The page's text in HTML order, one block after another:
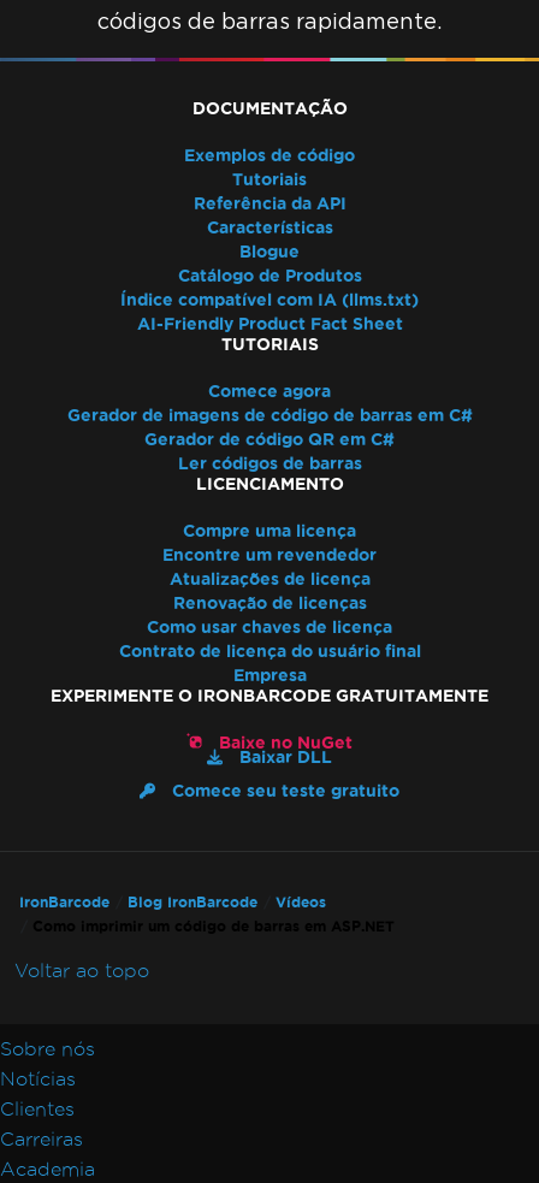
códigos de barras rapidamente.
DOCUMENTAÇÃO
Exemplos de código
Tutoriais
Referência da API
Características
Blogue
Catálogo de Produtos
Índice compatível com IA (llms.txt)
AI-Friendly Product Fact Sheet
TUTORIAIS
Comece agora
Gerador de imagens de código de barras em C#
Gerador de código QR em C#
Ler códigos de barras
LICENCIAMENTO
Compre uma licença
Encontre um revendedor
Atualizações de licença
Renovação de licenças
Como usar chaves de licença
Contrato de licença do usuário final
Empresa
EXPERIMENTE O IRONBARCODE GRATUITAMENTE
Baixe no NuGet
Baixar DLL
Comece seu teste gratuito
IronBarcode Blog IronBarcode
Vídeos
Como imprimir um código de barras em ASP.NET
Voltar ao topo
Sobre nós
Notícias
Clientes
Carreiras
Academia